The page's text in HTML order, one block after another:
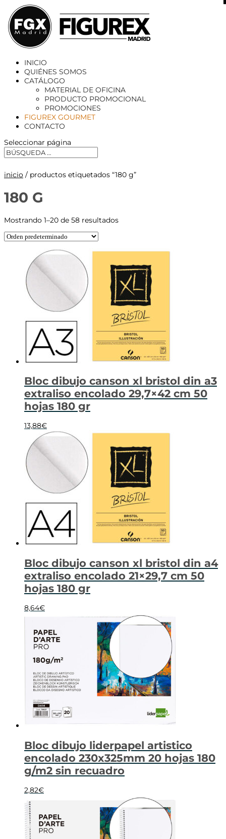
INICIO
QUIÉNES SOMOS
CATÁLOGO
MATERIAL DE OFICINA
PRODUCTO PROMOCIONAL
PROMOCIONES
FIGUREX GOURMET
CONTACTO
Seleccionar página
inicio / productos etiquetados “180 g”
180 G
Mostrando 1–20 de 58 resultados
Bloc dibujo canson xl bristol din a3
extraliso encolado 29,7×42 cm 50
hojas 180 gr
13,88€
Bloc dibujo canson xl bristol din a4
extraliso encolado 21×29,7 cm 50
hojas 180 gr
8,64€
Bloc dibujo liderpapel artistico
encolado 230x325mm 20 hojas 180
g/m2 sin recuadro
2,82€